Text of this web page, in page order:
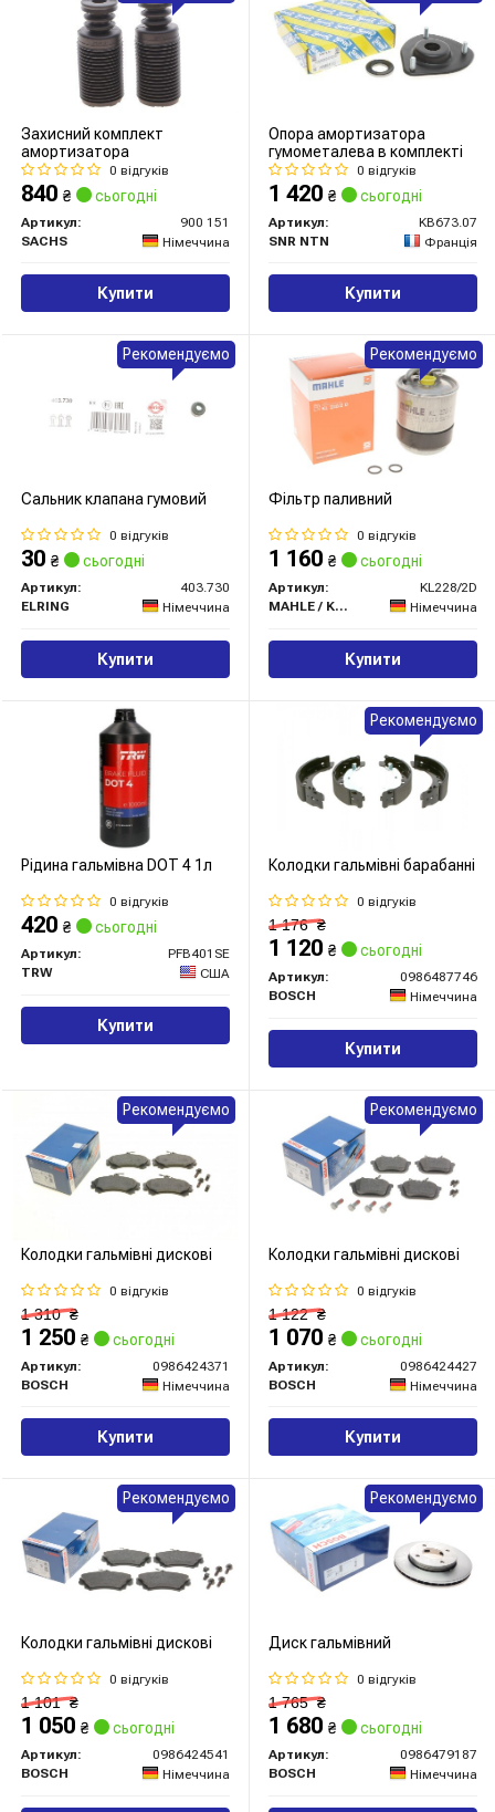
Захисний комплект
амортизатора
0 відгуків
840 ₴ сьогодні
Артикул:
900 151
SACHS
Німеччина
Купити
Опора амортизатора
гумометалева в комплекті
0 відгуків
1 420 ₴ сьогодні
Артикул:
KB673.07
SNR NTN
Франція
Купити
Сальник клапана гумовий
0 відгуків
30 ₴ сьогодні
Артикул:
403.730
ELRING
Німеччина
Купити
Рекомендуємо
Фільтр паливний
0 відгуків
1 160 ₴ сьогодні
Артикул:
KL228/2D
MAHLE / KNECHT
Німеччина
Купити
Рекомендуємо
Рідина гальмівна DOT 4 1л
0 відгуків
420 ₴ сьогодні
Артикул:
PFB401SE
TRW
США
Купити
Колодки гальмівні барабанні
0 відгуків
1 176₴
1 120 ₴ сьогодні
Артикул:
0986487746
BOSCH
Німеччина
Купити
Рекомендуємо
Колодки гальмівні дискові
0 відгуків
1 310₴
1 250 ₴ сьогодні
Артикул:
0986424371
BOSCH
Німеччина
Купити
Рекомендуємо
Колодки гальмівні дискові
0 відгуків
1 122₴
1 070 ₴ сьогодні
Артикул:
0986424427
BOSCH
Німеччина
Купити
Рекомендуємо
Колодки гальмівні дискові
0 відгуків
1 101₴
1 050 ₴ сьогодні
Артикул:
0986424541
BOSCH
Німеччина
Рекомендуємо
Диск гальмівний
0 відгуків
1 765₴
1 680 ₴ сьогодні
Артикул:
0986479187
BOSCH
Німеччина
Рекомендуємо